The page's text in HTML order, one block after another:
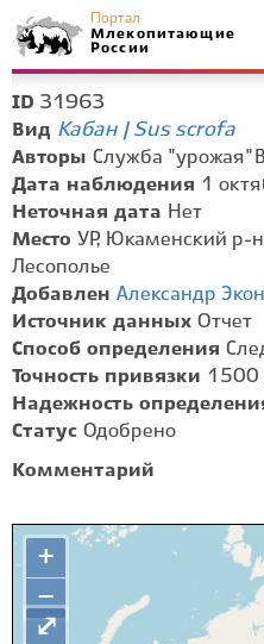
Портал
Млекопитающие
России
ID 31963
Вид Кабан | Sus scrofa
Авторы Служба "урожая"
Дата наблюдения 1
Неточная дата Нет
Место УР, Юкаменский р-
Лесополье
Добавлен Александр
Источник данных Отчет
Способ определения
Точность привязки 1500
Надежность
Статус Одобрено
Комментарий
+
−
⤢